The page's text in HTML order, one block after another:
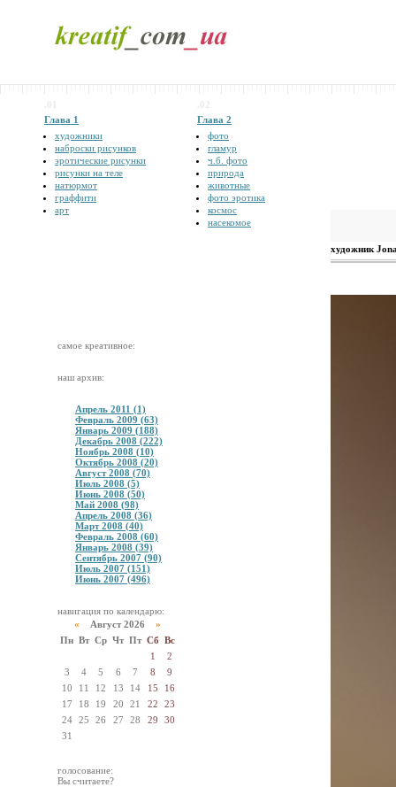
Глава 1
художники
наброски рисунков
эротические рисунки
рисунки на теле
натюрмот
граффити
арт
Глава 2
фото
гламур
ч.б. фото
природа
животные
фото эротика
космос
насекомое
самое креативное:
наш архив:
Апрель 2011 (1)
Февраль 2009 (63)
Январь 2009 (188)
Декабрь 2008 (222)
Ноябрь 2008 (10)
Октябрь 2008 (20)
Август 2008 (70)
Июль 2008 (5)
Июнь 2008 (50)
Май 2008 (98)
Апрель 2008 (36)
Март 2008 (40)
Февраль 2008 (60)
Январь 2008 (39)
Сентябрь 2007 (90)
Июль 2007 (151)
Июнь 2007 (496)
навигация по календарю:
« Август 2026 »
Пн Вт Ср Чт Пт Сб Вс
1
2
3
4 5 6 7 8
9
10
11 12 13 14 15
16
17
18 19 20 21 22
23
24
25 26 27 28 29
30
31
голосование:
Вы считаете?
художник